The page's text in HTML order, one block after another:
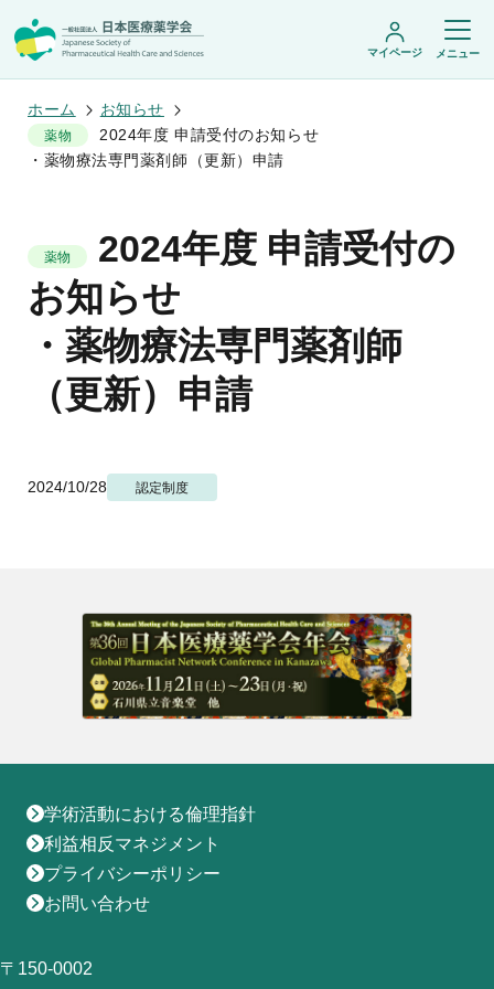
会頭挨拶
設立趣旨・活動概要
沿革・あゆみ
組織・名簿
委員会
規程・細則
情報公開
学会概要
学術集会・セミナー
開催予定のイベント一覧
年会
医療薬学公開シンポジウム
フレッシャーズ・カンファランス
臨床研究セミナー
薬物療法集中講義
症例関連セミナー
学術誌・書籍
医療薬学
JPHCS（英文誌）
出版書籍
専門薬剤師制度
専門薬剤師制度トップ
薬物療法専門薬剤師制度
地域薬学ケア専門薬剤師制度
学会賞他団体との連携協力
マイページ
入会・各種手続き
English
マイページ メニュー
ホーム お知らせ
薬物
2024年度 申請受付のお知らせ
・薬物療法専門薬剤師（更新）申請
薬物
2024年度 申請受付の
お知らせ
・薬物療法専門薬剤師
（更新）申請
2024/10/28 認定制度
学術活動における倫理指針
利益相反マネジメント
プライバシーポリシー
お問い合わせ
〒150-0002